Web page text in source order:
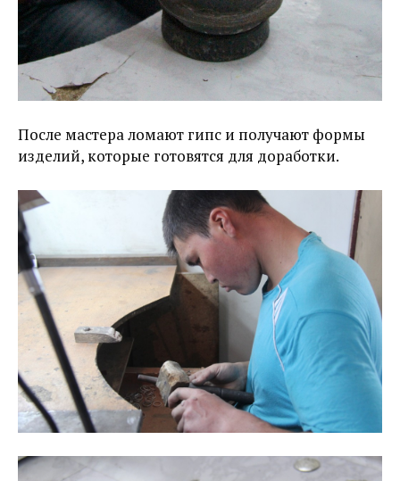
После мастера ломают гипс и получают формы
изделий, которые готовятся для доработки.